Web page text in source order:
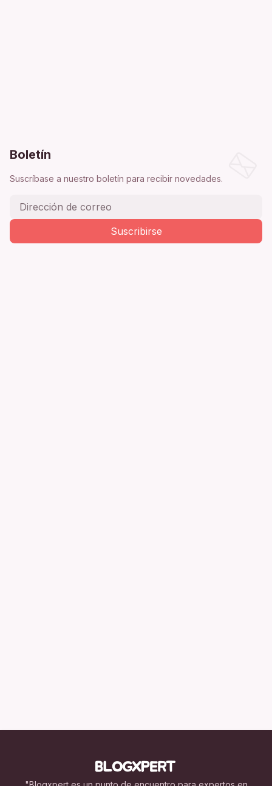
Boletín
Suscríbase a nuestro boletín para recibir novedades.